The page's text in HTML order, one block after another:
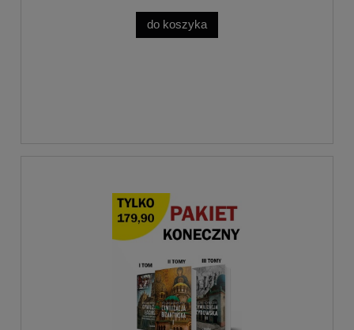
do koszyka